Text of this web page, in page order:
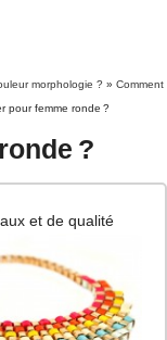
morphologie ? » Comment
pour femme ronde ?
?
et de qualité